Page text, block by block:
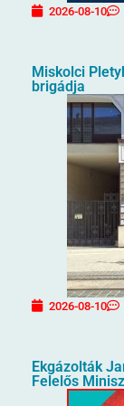
2026-08-10
Miskolci
brigádja
2026-08-10
Ekgázolták
Felelős